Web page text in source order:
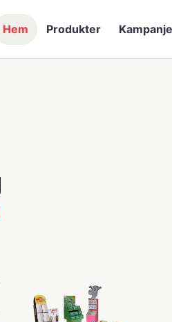
Hem Produkter